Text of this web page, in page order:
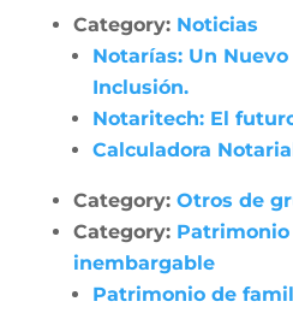
Category: Noticias
Notarías: Un
Inclusión.
Notaritech: El
Calculadora
Category: Otros de
Category:
inembargable
Patrimonio de